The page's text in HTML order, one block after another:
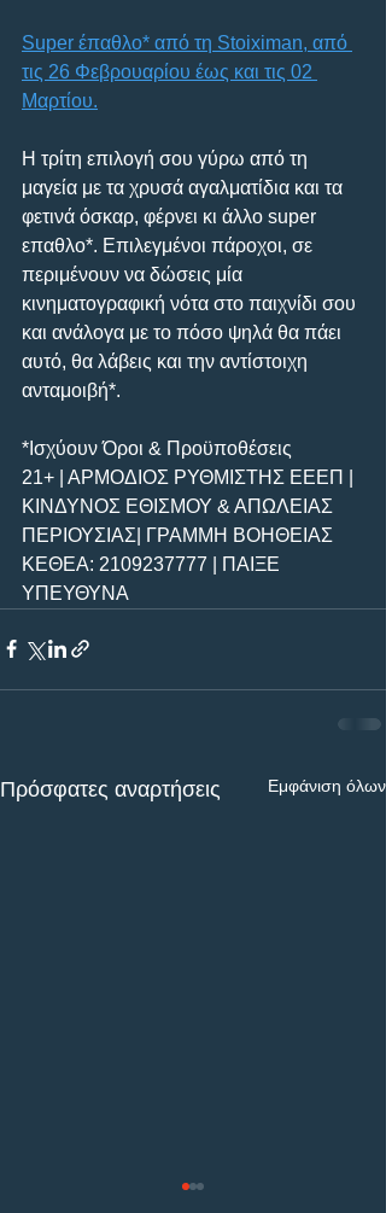
Super έπαθλο* από τη Stoiximan, από
τις 26 Φεβρουαρίου έως και τις 02
Μαρτίου.
Η τρίτη επιλογή σου γύρω από τη
μαγεία με τα χρυσά αγαλματίδια και τα
φετινά όσκαρ, φέρνει κι άλλο super
επαθλο*. Επιλεγμένοι πάροχοι, σε
περιμένουν να δώσεις μία
κινηματογραφική νότα στο παιχνίδι σου
και ανάλογα με το πόσο ψηλά θα πάει
αυτό, θα λάβεις και την αντίστοιχη
ανταμοιβή*.
*Ισχύουν Όροι & Προϋποθέσεις
21+ | ΑΡΜΟΔΙΟΣ ΡΥΘΜΙΣΤΗΣ ΕΕΕΠ |
ΚΙΝΔΥΝΟΣ ΕΘΙΣΜΟΥ & ΑΠΩΛΕΙΑΣ
ΠΕΡΙΟΥΣΙΑΣ| ΓΡΑΜΜΗ ΒΟΗΘΕΙΑΣ
ΚΕΘΕΑ: 2109237777 | ΠΑΙΞΕ
ΥΠΕΥΘΥΝΑ
Πρόσφατες αναρτήσεις Εμφάνιση όλων